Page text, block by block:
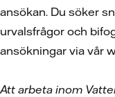
ansökan. Du söker
urvalsfrågor och
ansökningar via vår
Att arbeta inom